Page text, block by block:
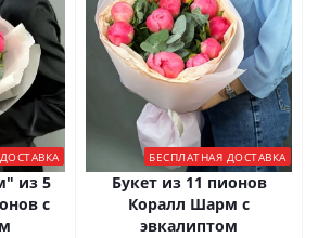
из 5
с
БЕСПЛАТНАЯ ДОСТАВКА
Букет из 11 пионов
Коралл Шарм с
эвкалиптом